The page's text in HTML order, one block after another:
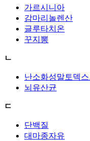
가르시니아
감마리놀렌산
글루타치온
꾸지뽕
ㄴ
난소화성말토덱스
뇌유산균
ㄷ
단백질
대마종자유